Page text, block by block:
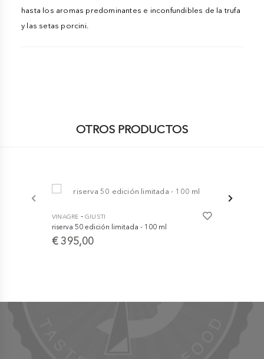
hasta los aromas predominantes e inconfundibles de la trufa
y las setas porcini.
OTROS PRODUCTOS
VINAGRE -GIUSTI
riserva 50 edición limitada - 100 ml
€ 395,00